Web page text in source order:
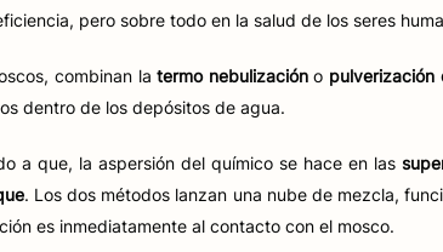
pero sobre todo en la salud de los seres
combinan latermo nebulizacióno pulverización
dentro de los depósitos de agua.
a que, la aspersión del químico se hace en las
. Los dos métodos lanzan una nube de mezcla,
es inmediatamente al contacto con el mosco.